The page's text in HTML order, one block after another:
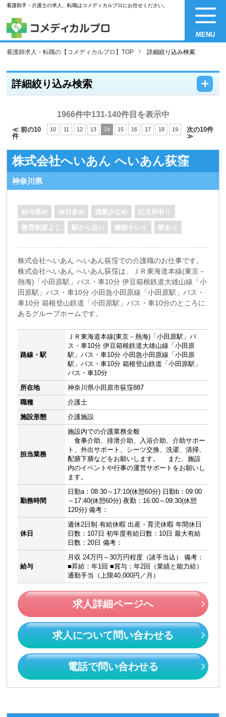
看護助手・介護士の求人、転職はコメディカルプロにお任せください。
MENU
看護師求人・転職の【コメディカルプロ】TOP 詳細絞り込み検索
詳細絞り込み検索 －
＋
1966件中131-140件目を表示中
≪ 前の10
件
10 11 12 13 14 15 16 17 18 19
次の10件
≫
株式会社へいあん へいあん荻窪
神奈川県
給与高め 休日多め 残業少なめ 託児所有り
教育制度よし 駅から近い 建物キレイ 寮あり
株式会社へいあん へいあん荻窪での介護職のお仕事です。
株式会社へいあん へいあん荻窪は、ＪＲ東海道本線(東京－
熱海)「小田原駅」バス・車10分 伊豆箱根鉄道大雄山線「小
田原駅」バス・車10分 小田急小田原線「小田原駅」バス・
車10分 箱根登山鉄道「小田原駅」バス・車10分のところに
あるグループホームです。
路線・駅
ＪＲ東海道本線(東京－熱海)「小田原駅」バ
ス・車10分 伊豆箱根鉄道大雄山線「小田原
駅」バス・車10分 小田急小田原線「小田原
駅」バス・車10分 箱根登山鉄道「小田原駅」
バス・車10分
所在地
神奈川県小田原市荻窪887
職種
介護士
施設形態
介護施設
担当業務
施設内での介護業務全般
食事介助、排泄介助、入浴介助、介助サポー
ト、外出サポート、シーツ交換、洗濯、清掃、
配膳下膳などをお願いします。 また、施設
内のイベントや行事の運営サポートをお願いし
ます。
勤務時間
日勤a：08:30～17:10(休憩60分) 日勤b：09:00
～17:40(休憩60分) 夜勤：16:00～09:30(休憩
120分) 備考：
休日
週休2日制 有給休暇 出産・育児休暇 年間休日
日数：107日 初年度有給日数：10日 最大有給
日数：20日 備考：
給与
月収 24万円～30万円程度（諸手当込） 備考：
■昇給：年1回 ■賞与：年2回（業績と能力給）
通勤手当（上限40,000円／月）
求人詳細ページへ
求人について問い合わせる
電話で問い合わせる